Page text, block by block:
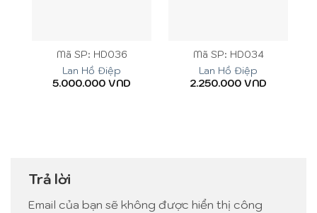
Mã SP: HD036
Lan Hồ Điệp
5.000.000 VND
Mã SP: HD034
Lan Hồ Điệp
2.250.000 VND
Trả lời
Email của bạn sẽ không được hiển thị công